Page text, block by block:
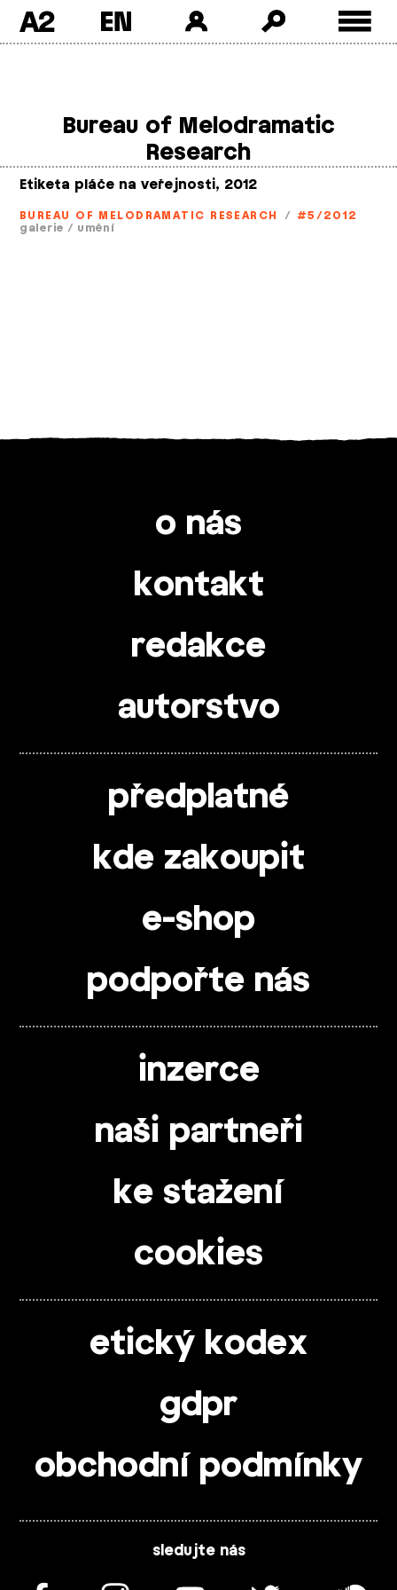
A2
Bureau of Melodramatic
Research
Etiketa pláče na veřejnosti, 2012
BUREAU OF MELODRAMATIC RESEARCH / #5/2012
galerie / umění
o nás
kontakt
redakce
autorstvo
předplatné
kde zakoupit
e-shop
podpořte nás
inzerce
naši partneři
ke stažení
cookies
etický kodex
gdpr
obchodní podmínky
sledujte nás